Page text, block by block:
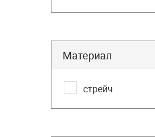
Материал
стрейч